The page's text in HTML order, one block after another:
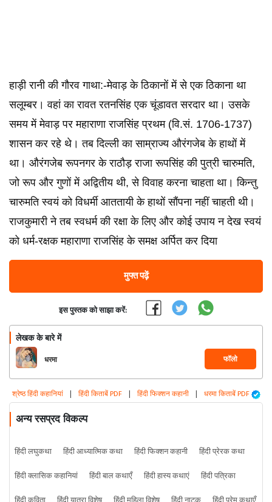
हाड़ी रानी की गौरव गाथा:-मेवाड़ के ठिकानों में से एक ठिकाना था
सलूम्बर। वहां का रावत रतनसिंह एक चूंडावत सरदार था। उसके
समय में मेवाड़ पर महाराणा राजसिंह प्रथम (वि.सं. 1706-1737)
शासन कर रहे थे। तब दिल्ली का साम्राज्य औरंगजेब के हाथों में
था। औरंगजेब रूपनगर के राठौड़ राजा रूपसिंह की पुत्री चारुमति,
जो रूप और गुणों में अद्वितीय थी, से विवाह करना चाहता था। किन्तु
चारुमति स्वयं को विधर्मी आततायी के हाथों सौंपना नहीं चाहती थी।
राजकुमारी ने तब स्वधर्म की रक्षा के लिए और कोई उपाय न देख स्वयं
को धर्म-रक्षक महाराणा राजसिंह के समक्ष अर्पित कर दिया
मुफ्त पढ़ें
इस पुस्तक को साझा करें:
लेखक के बारे में
धरमा फॉलो
श्रेष्ठ हिंदी कहानियां | हिंदी किताबें PDF | हिंदी फिक्शन कहानी | धरमा किताबें PDF
अन्य रसप्रद विकल्प
हिंदी लघुकथा हिंदी आध्यात्मिक कथा हिंदी फिक्शन कहानी
हिंदी प्रेरक कथा
हिंदी क्लासिक कहानियां
हिंदी बाल कथाएँ हिंदी हास्य कथाएं
हिंदी पत्रिका